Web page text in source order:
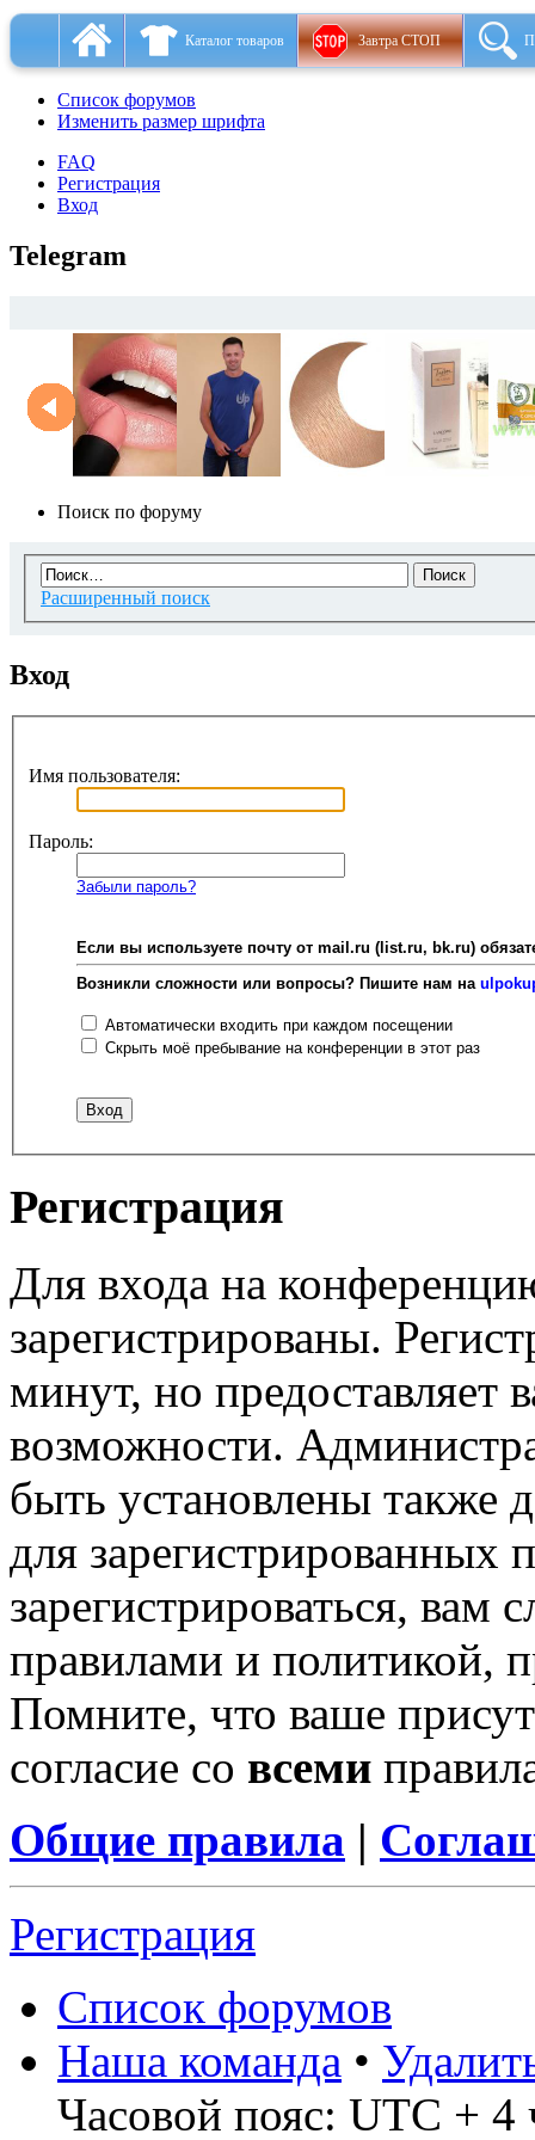
Каталог товаров Завтра СТОП
Список форумов
Изменить размер шрифта
FAQ
Регистрация
Вход
Telegram
Поиск по форуму
Расширенный поиск
Вход
Имя пользователя:
Пароль:
Забыли пароль?
Если вы используете почту от mail.ru (list.ru, bk.ru)
Возникли сложности или вопросы? Пишите нам на
Автоматически входить при каждом посещении
Скрыть моё пребывание на конференции в этот раз
Регистрация
Для входа на
зарегистрированы.
минут, но предоставляет
возможности.
быть установлены также
для зарегистрированных
зарегистрироваться, вам
правилами и политикой,
Помните, что ваше
согласие со всеми
Общие правила |
Регистрация
Список форумов
Наша команда •
Часовой пояс: UTC + 4